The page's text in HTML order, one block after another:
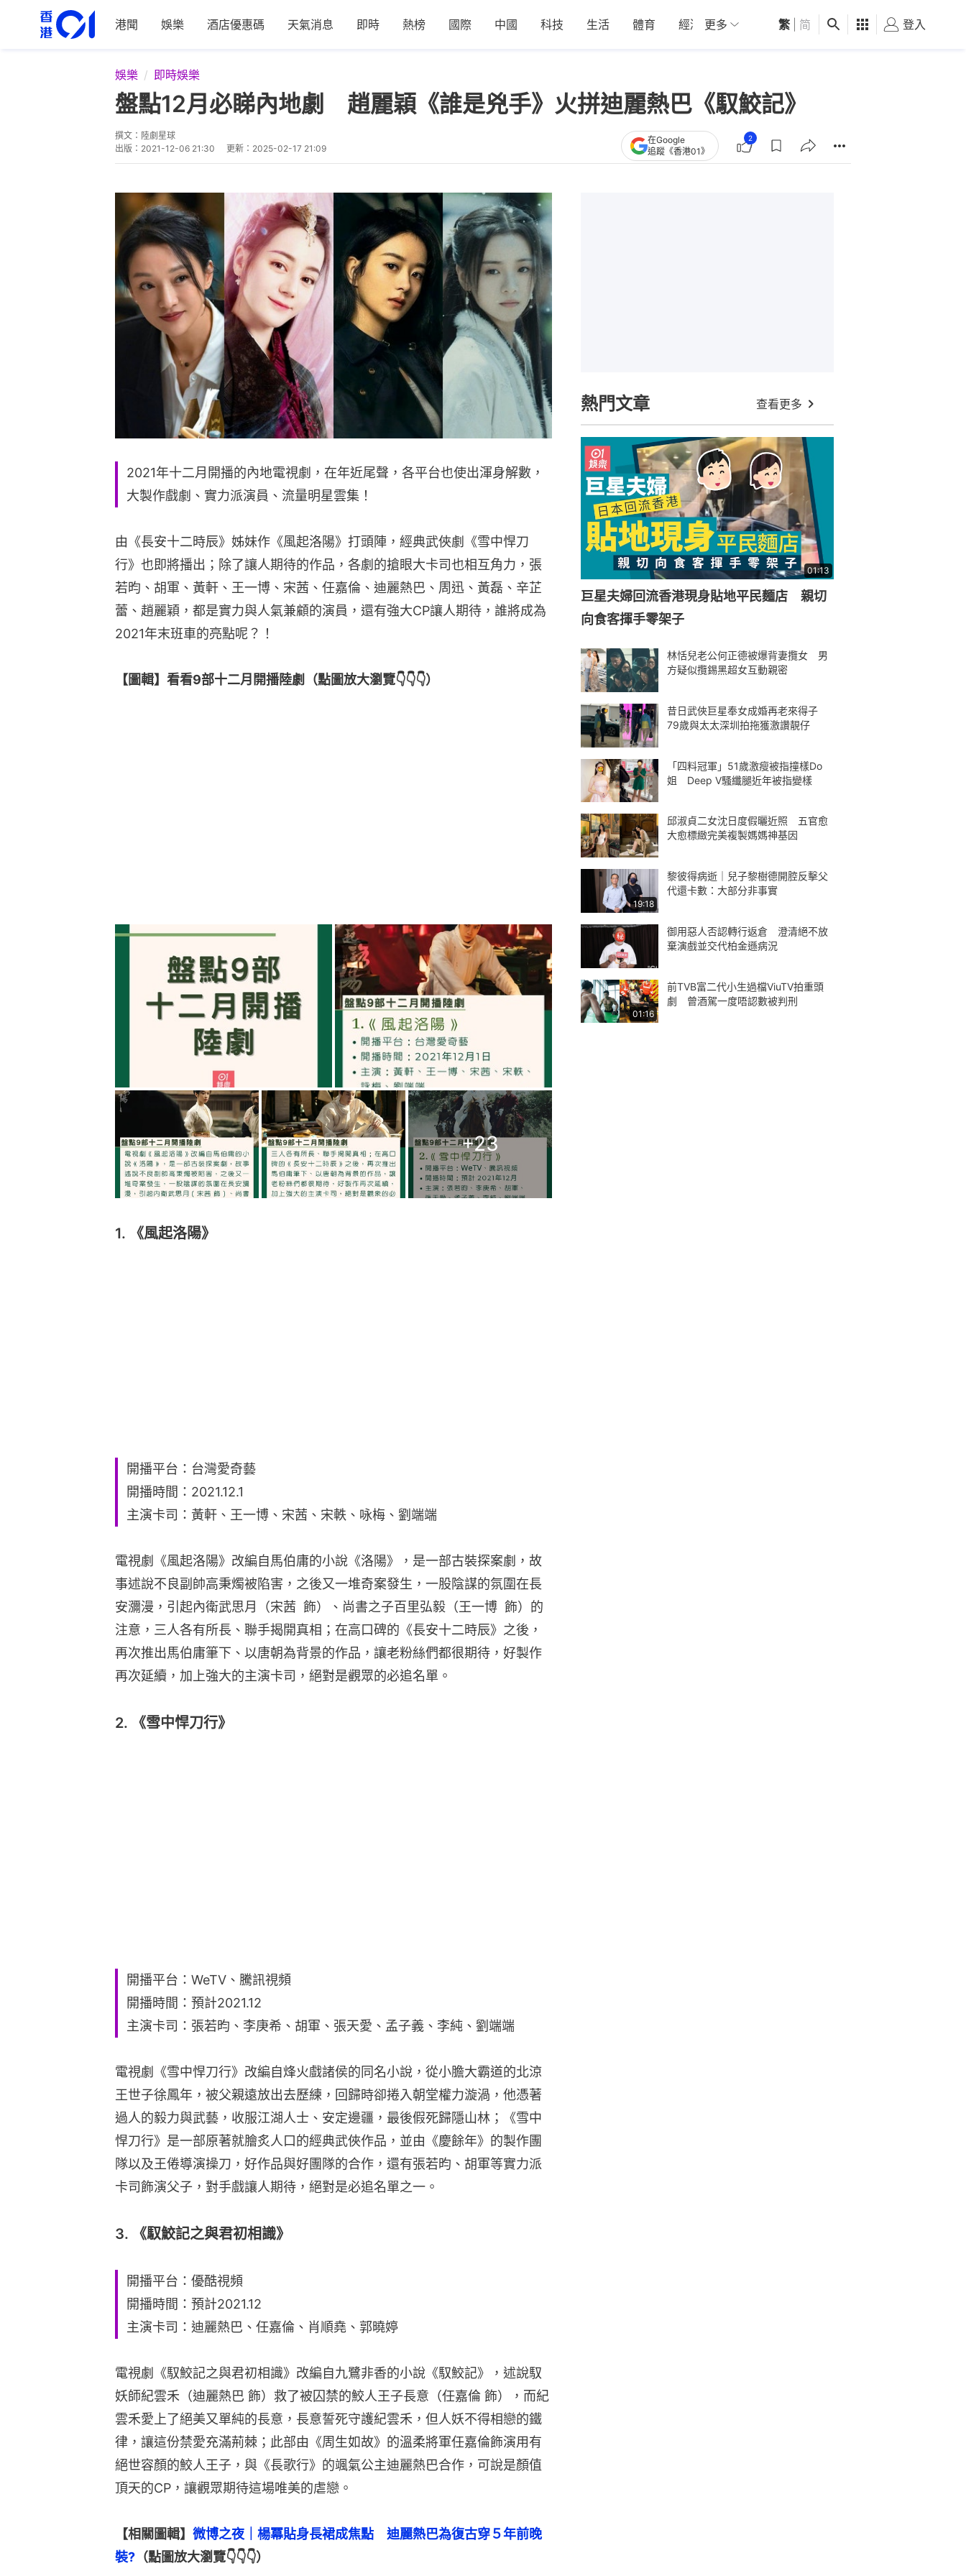
港聞 娛樂 酒店優惠碼 天氣消息 即時 熱榜 國際 中國 科技 生活 體育 經濟 01深圳 觀點 健康 好食玩飛
更多 繁 简 登入
娛樂 即時娛樂
盤點12月必睇內地劇 趙麗穎《誰是兇手》火拼迪麗熱巴《馭鮫記》
撰文： 陸劇星球
出版： 2021-12-06 21:30 更新： 2025-02-17 21:09
在Google
追蹤《香港01》
2
2021年十二月開播的內地電視劇，在年近尾聲，各平台也使出渾身解數，
大製作戲劇、實力派演員、流量明星雲集！
由《長安十二時辰》姊妹作《風起洛陽》打頭陣，經典武俠劇《雪中悍刀
行》也即將播出；除了讓人期待的作品，各劇的搶眼大卡司也相互角力，張
若昀、胡軍、黃軒、王一博、宋茜、任嘉倫、迪麗熱巴、周迅、黃磊、辛芷
蕾、趙麗穎，都是實力與人氣兼顧的演員，還有強大CP讓人期待，誰將成為
2021年末班車的亮點呢？！
【圖輯】看看9部十二月開播陸劇（點圖放大瀏覽👇👇👇）
+23
1. 《風起洛陽》
開播平台：台灣愛奇藝
開播時間：2021.12.1
主演卡司：黃軒、王一博、宋茜、宋軼、咏梅、劉端端
電視劇《風起洛陽》改編自馬伯庸的小說《洛陽》，是一部古裝探案劇，故
事述說不良副帥高秉燭被陷害，之後又一堆奇案發生，一股陰謀的氛圍在長
安瀰漫，引起內衛武思月（宋茜  飾）、尚書之子百里弘毅（王一博  飾）的
注意，三人各有所長、聯手揭開真相；在高口碑的《長安十二時辰》之後，
再次推出馬伯庸筆下、以唐朝為背景的作品，讓老粉絲們都很期待，好製作
再次延續，加上強大的主演卡司，絕對是觀眾的必追名單。
2. 《雪中悍刀行》
開播平台：WeTV、騰訊視頻
開播時間：預計2021.12
主演卡司：張若昀、李庚希、胡軍、張天愛、孟子義、李純、劉端端
電視劇《雪中悍刀行》改編自烽火戲諸侯的同名小說，從小膽大霸道的北涼
王世子徐鳳年，被父親遠放出去歷練，回歸時卻捲入朝堂權力漩渦，他憑著
過人的毅力與武藝，收服江湖人士、安定邊疆，最後假死歸隱山林；《雪中
悍刀行》是一部原著就膾炙人口的經典武俠作品，並由《慶餘年》的製作團
隊以及王倦導演操刀，好作品與好團隊的合作，還有張若昀、胡軍等實力派
卡司飾演父子，對手戲讓人期待，絕對是必追名單之一。
3. 《馭鮫記之與君初相識》
開播平台：優酷視頻
開播時間：預計2021.12
主演卡司：迪麗熱巴、任嘉倫、肖順堯、郭曉婷
電視劇《馭鮫記之與君初相識》改編自九鷺非香的小說《馭鮫記》，述說馭
妖師紀雲禾（迪麗熱巴 飾）救了被囚禁的鮫人王子長意（任嘉倫 飾），而紀
雲禾愛上了絕美又單純的長意，長意誓死守護紀雲禾，但人妖不得相戀的鐵
律，讓這份禁愛充滿荊棘；此部由《周生如故》的溫柔將軍任嘉倫飾演用有
絕世容顏的鮫人王子，與《長歌行》的颯氣公主迪麗熱巴合作，可說是顏值
頂天的CP，讓觀眾期待這場唯美的虐戀。
【相關圖輯】 微博之夜｜楊冪貼身長裙成焦點　迪麗熱巴為復古穿５年前晚
裝? （點圖放大瀏覽👇👇👇）
熱門文章 查看更多
01:13
巨星夫婦回流香港現身貼地平民麵店 親切
向食客揮手零架子
林恬兒老公何正德被爆背妻攬女 男
方疑似攬錫黑超女互動親密
昔日武俠巨星奉女成婚再老來得子
79歲與太太深圳拍拖獲激讚靚仔
「四料冠軍」51歲激瘦被指撞樣Do
姐 Deep V騷纖腿近年被指變樣
邱淑貞二女沈日度假曬近照 五官愈
大愈標緻完美複製媽媽神基因
19:18
黎彼得病逝｜兒子黎樹德開腔反擊父
代還卡數：大部分非事實
御用惡人否認轉行返倉 澄清絕不放
棄演戲並交代柏金遜病況
01:16
前TVB富二代小生過檔ViuTV拍重頭
劇 曾酒駕一度唔認數被判刑